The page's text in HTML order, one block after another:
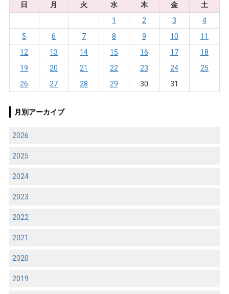
日
月 火 水 木 金
土
1
2 3
4
5
6 7 8 9 10
11
12
13 14 15 16 17
18
19
20 21 22 23 24
25
26
27 28 29 30 31
月別アーカイブ
2026
2025
2024
2023
2022
2021
2020
2019